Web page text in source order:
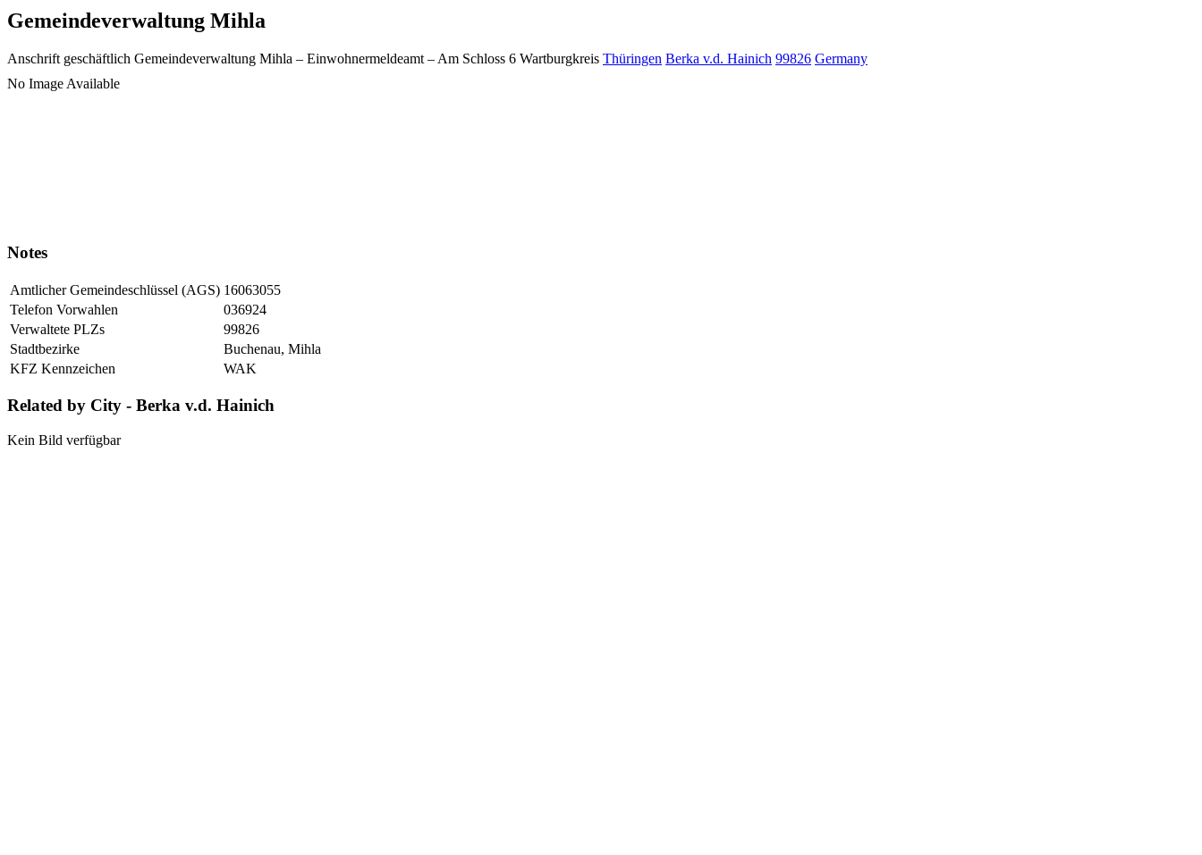
Gemeindeverwaltung Mihla
Anschrift geschäftlich Gemeindeverwaltung Mihla – Einwohnermeldeamt – Am Schloss 6 Wartburgkreis Thüringen Berka v.d. Hainich 99826 Germany
No Image Available
Notes
Amtlicher Gemeindeschlüssel (AGS) 16063055
Telefon Vorwahlen
036924
Verwaltete PLZs
99826
Stadtbezirke
Buchenau, Mihla
KFZ Kennzeichen
WAK
Related by City - Berka v.d. Hainich
Kein Bild verfügbar